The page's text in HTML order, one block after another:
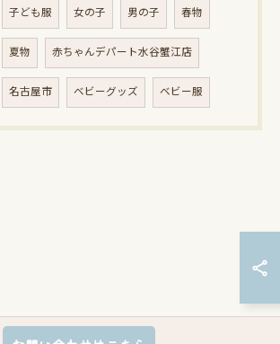
子ども服 女の子 男の子 春物
夏物 赤ちゃんデパート水谷蟹江店
名古屋市 ベビーグッズ ベビー服